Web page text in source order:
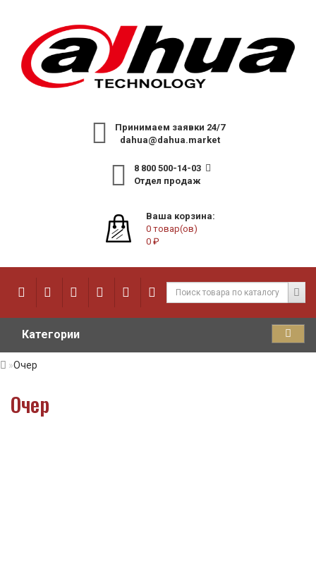
Принимаем заявки 24/7
dahua@dahua.market
8 800 500-14-03
Отдел продаж
Ваша корзина:
0 товар(ов)
0 ₽
Категории
Очер
Очер